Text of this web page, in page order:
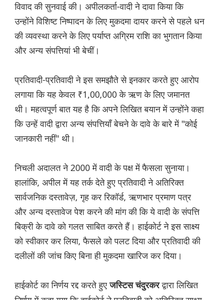
विवाद की सुनवाई की। अपीलकर्ता-वादी ने दावा किया कि
उन्होंने विशिष्ट निष्पादन के लिए मुकदमा दायर करने से पहले धन
की व्यवस्था करने के लिए पर्याप्त अग्रिम राशि का भुगतान किया
और अन्य संपत्तियां भी बेचीं।
प्रतिवादी-प्रतिवादी ने इस समझौते से इनकार करते हुए आरोप
लगाया कि यह केवल ₹1,00,000 के ऋण के लिए जमानत
थी। महत्वपूर्ण बात यह है कि अपने लिखित बयान में उन्होंने कहा
कि उन्हें वादी द्वारा अन्य संपत्तियाँ बेचने के दावे के बारे में "कोई
जानकारी नहीं" थी।
निचली अदालत ने 2000 में वादी के पक्ष में फैसला सुनाया।
हालांकि, अपील में यह तर्क देते हुए प्रतिवादी ने अतिरिक्त
सार्वजनिक दस्तावेज़, गृह कर रिकॉर्ड, ऋणभार प्रमाण पत्र
और अन्य दस्तावेज पेश करने की मांग की कि ये वादी के संपत्ति
बिक्री के दावे को गलत साबित करते हैं। हाईकोर्ट ने इस साक्ष्य
को स्वीकार कर लिया, फैसले को पलट दिया और प्रतिवादी की
दलीलों की जांच किए बिना ही मुकदमा खारिज कर दिया।
हाईकोर्ट का निर्णय रद्द करते हुएजस्टिस चंदुरकरद्वारा लिखित